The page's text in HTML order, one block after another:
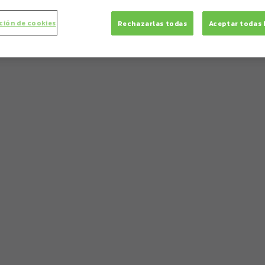
Rechazarlas todas Aceptar todas
de cookies